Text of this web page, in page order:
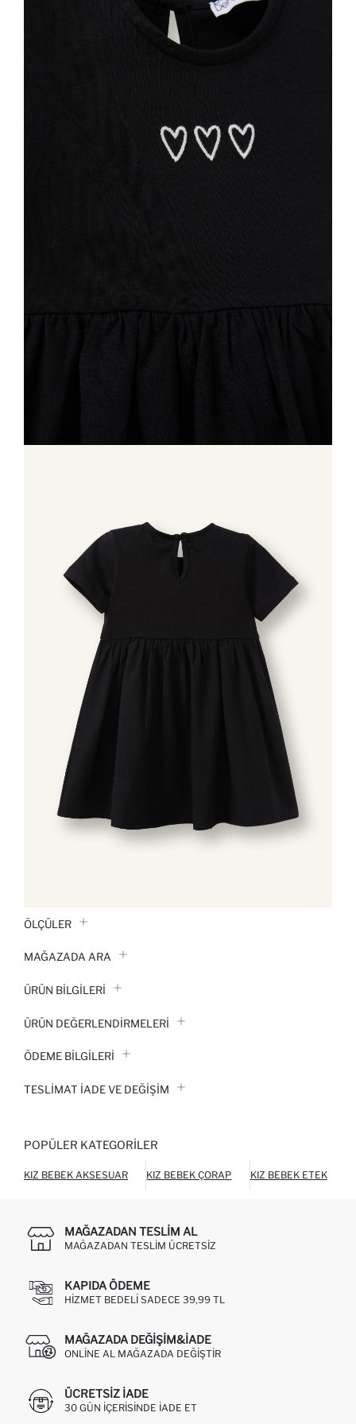
ÖLÇÜLER
MAĞAZADA ARA
ÜRÜN BILGILERI
ÜRÜN DEĞERLENDİRMELERİ
ÖDEME BİLGİLERİ
TESLIMAT İADE VE DEĞIŞIM
POPÜLER KATEGORILER
KIZ BEBEK AKSESUAR KIZ BEBEK ÇORAP KIZ BEBEK ETEK
MAĞAZADAN TESLIM AL
MAĞAZADAN TESLIM ÜCRETSIZ
KAPIDA ÖDEME
HIZMET BEDELI SADECE 39,99 TL
MAĞAZADA DEĞIŞIM&İADE
ONLINE AL MAĞAZADA DEĞIŞTIR
ÜCRETSIZ IADE
30 GÜN IÇERISINDE IADE ET